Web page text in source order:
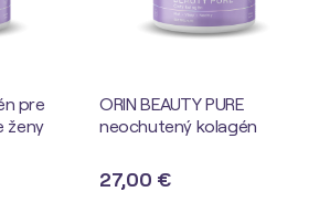
pre
ženy
ORIN BEAUTY PURE
neochutený kolagén
27,00 €